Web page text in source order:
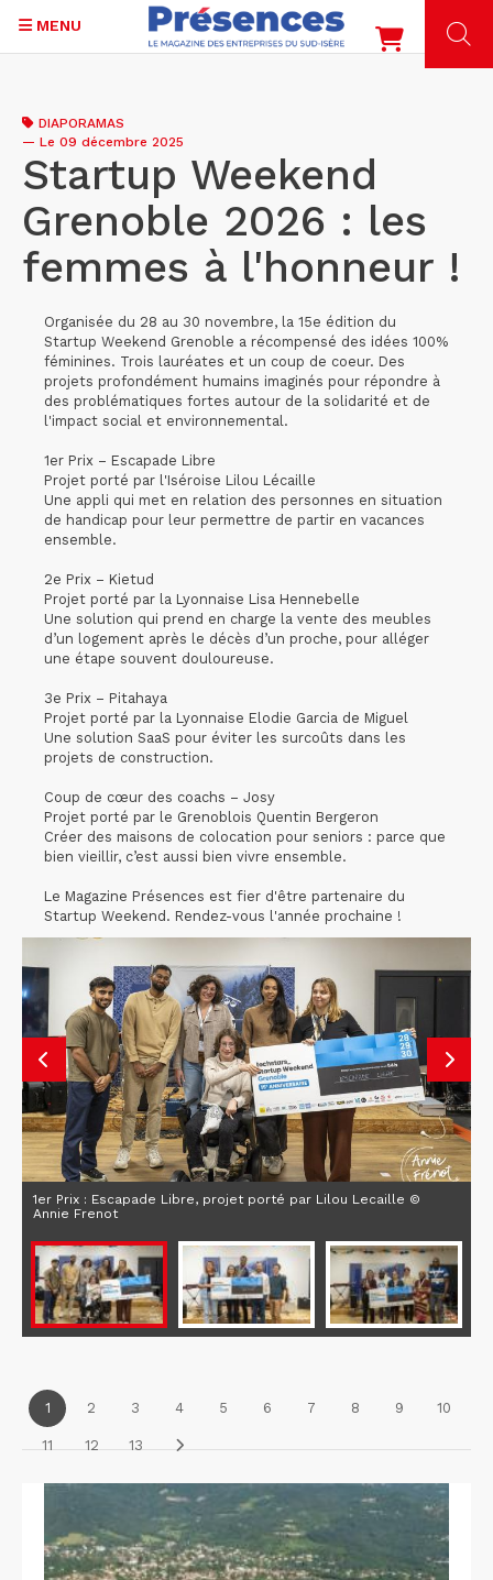
contenu
principal
MENU
DIAPORAMAS
— Le 09 décembre 2025
Startup Weekend
Grenoble 2026 : les
femmes à l'honneur !
Organisée du 28 au 30 novembre, la 15e édition du
Startup Weekend Grenoble a récompensé des idées 100%
féminines. Trois lauréates et un coup de coeur. Des
projets profondément humains imaginés pour répondre à
des problématiques fortes autour de la solidarité et de
l'impact social et environnemental.
1er Prix – Escapade Libre
Projet porté par l'Iséroise Lilou Lécaille
Une appli qui met en relation des personnes en situation
de handicap pour leur permettre de partir en vacances
ensemble.
2e Prix – Kietud
Projet porté par la Lyonnaise Lisa Hennebelle
Une solution qui prend en charge la vente des meubles
d’un logement après le décès d’un proche, pour alléger
une étape souvent douloureuse.
3e Prix – Pitahaya
Projet porté par la Lyonnaise Elodie Garcia de Miguel
Une solution SaaS pour éviter les surcoûts dans les
projets de construction.
Coup de cœur des coachs – Josy
Projet porté par le Grenoblois Quentin Bergeron
Créer des maisons de colocation pour seniors : parce que
bien vieillir, c’est aussi bien vivre ensemble.
Le Magazine Présences est fier d'être partenaire du
Startup Weekend. Rendez-vous l'année prochaine !
1er Prix : Escapade Libre, projet porté par Lilou Lecaille ©
Annie Frenot
1 2 3 4 5 6 7 8 9 10
11 12 13